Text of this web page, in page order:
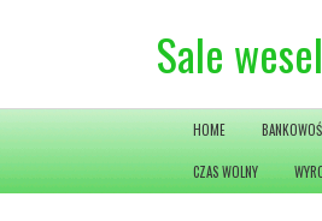
Sale
HOME
CZAS WOLNY